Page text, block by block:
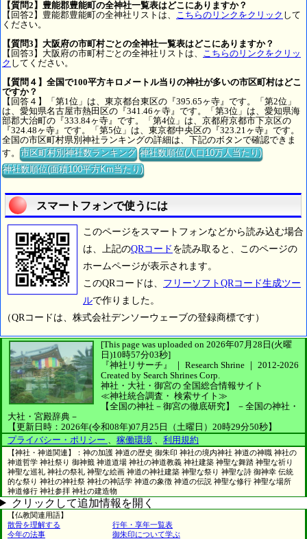
【質問2】豊能郡豊能町の全神社一覧表はどこにありますか？
【回答2】豊能郡豊能町の全神社リストは、
こちらのリンクをクリック して
ください。
【質問3】大阪府の市町村ごとの全神社一覧表はどこにありますか？
【回答3】大阪府の市町村ごとの全神社リストは、
こちらのリンクをクリッ
ク してください。
【質問４】全国で100平方キロメートル当りの神社が多いの市区町村はどこ
ですか？
【回答４】「第1位」は、東京都台東区の『395.65ヶ寺』です。「第2位」
は、愛知県名古屋市熱田区の『341.46ヶ寺』です。「第3位」は、愛知県海
部郡大治町の『333.84ヶ寺』です。「第4位」は、京都府京都市下京区の
『324.48ヶ寺』です。「第5位」は、東京都中央区の『323.21ヶ寺』です。
全国の市区町村県別神社ランキングの詳細は、下記のボタンで確認できま
す。市区町村別神社数ランキング 神社数順位(人口10万人当たり)
神社数順位(面積100平方Km当たり)
スマートフォンで使うには
このページをスマートフォンなどから読み込む場合
は、上記のQRコード を読み取ると、このページの
ホームページが表示されます。
このQRコードは、 フリーソフトQRコード生成ツー
ルで作りました。
（QRコードは、株式会社デンソーウェーブの登録商標です）
[This page was uploaded on 2026年07月28日(火曜
日)10時57分03秒]
『神社リサーチ』 ｜ Research Shrine ｜ 2012-2026
Created by Search Shrines Corp.
神社・大社・御宮の 全国総合情報サイト
≪神社統合調査・ 検索サイト≫
【全国の神社－御宮の徹底研究】
－全国の神社・
大社・宮殿辞典－
【更新日時：2026年(令和08年)07月25日（土曜日）20時29分50秒】
プライバシー・ポリシー
稼働環境 利用規約
【神社・神道関連】：神の加護 神道の歴史 御朱印 神社の境内神社 神道の神職 神社の
神道哲学 神社祭り 御神籤 神道道場 神社の神道教義 神社建築 神聖な舞踏 神聖な祈り
神聖な巡礼 神社の祭礼 神聖な絵画 神道の神社建築 神聖な祭り 神聖な詩 御神幸 伝統
的な祭り 神社の神社祭 神社の神話学 神道の象徴 神道の伝説 神聖な修行 神聖な場所
神道修行 神社参拝 神社の建造物
クリックして追加情報を開く
【仏教関連用語】
散骨を理解する
行年・享年一覧表
今年の法事
御朱印について学ぶ